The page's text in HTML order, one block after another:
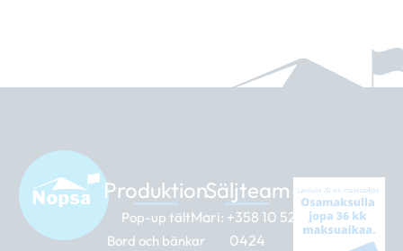
Produktion
Pop-up tält
Bord och bänkar
Säljteam
Mari: +358 10 526
0424